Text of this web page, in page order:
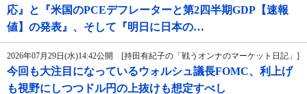
応』と『米国のPCEデフレーターと第2四半期GDP【速報
値】の発表』、そして『明日に日本の…
2026年07月29日(水)14:42公開 [持田有紀子の「戦うオンナのマーケット日記」]
今回も大注目になっているウォルシュ議長FOMC、利上げ
も視野にしつつドル円の上抜けも想定すべし